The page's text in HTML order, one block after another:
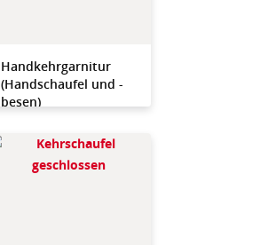
Handkehrgarnitur
(Handschaufel und -
besen)